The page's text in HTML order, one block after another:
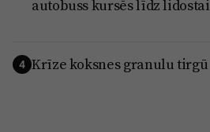
autobuss kursēs līdz lidostai
4 Krīze koksnes granulu tirgū